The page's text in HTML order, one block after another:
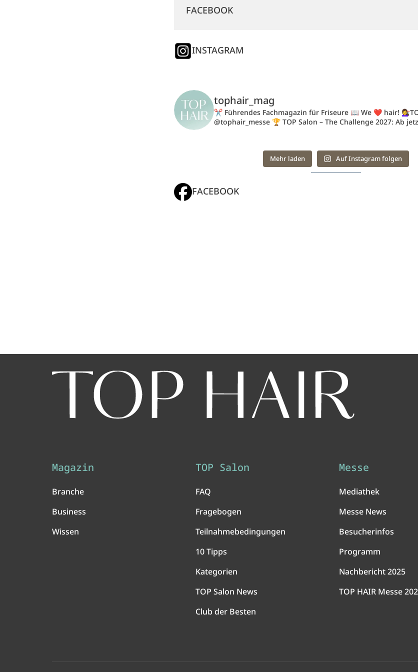
FACEBOOK
INSTAGRAM
tophair_mag
✂️ Führendes Fachmagazin für Friseure 📖 We ❤️ hair!
@tophair_messe 🏆 TOP Salon – The Challenge 2027: Ab
Mehr laden Auf Instagram folgen
FACEBOOK
Magazin
Branche
Business
Wissen
TOP Salon
FAQ
Fragebogen
Teilnahmebedingungen
10 Tipps
Kategorien
TOP Salon News
Club der Besten
Messe
Mediathek
Messe News
Besucherinfos
Programm
Nachbericht 2025
TOP HAIR Messe